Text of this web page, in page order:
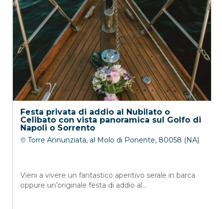
Festa privata di addio al Nubilato o
Celibato con vista panoramica sul Golfo di
Napoli o Sorrento
Torre Annunziata, al Molo di Ponente, 80058 (NA)
Vieni a vivere un fantastico aperitivo serale in barca
oppure un’originale festa di addio al...